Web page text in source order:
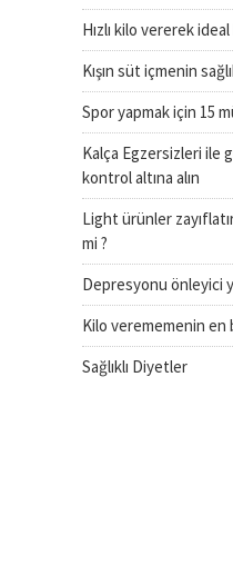
Hızlı kilo vererek
Kışın süt içmenin
Spor yapmak için 15
Kalça Egzersizleri ile
kontrol altına alın
Light ürünler
mi ?
Depresyonu önleyici
Kilo verememenin en
Sağlıklı Diyetler